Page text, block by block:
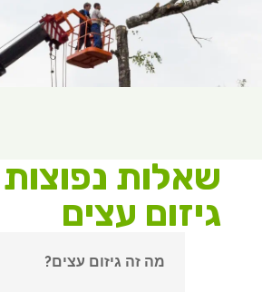
שאלות
גיזום עצים
מה זה גיזום עצים?